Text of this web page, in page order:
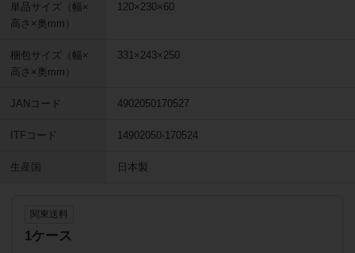
単品サイズ（幅×
高さ×奥mm）
120×230×60
梱包サイズ（幅×
高さ×奥mm）
331×243×250
JANコード 4902050170527
ITFコード 14902050-170524
生産国 日本製
関東送料
1ケース